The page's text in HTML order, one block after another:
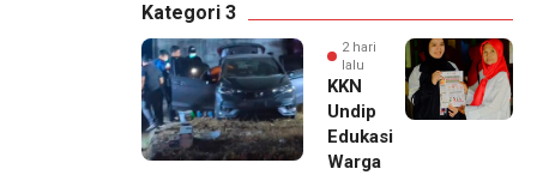
Kategori 3
2 hari
lalu
KKN
Undip
Edukasi
Warga